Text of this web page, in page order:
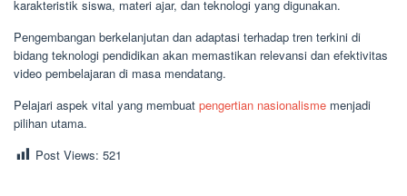
karakteristik siswa, materi ajar, dan teknologi yang digunakan.
Pengembangan berkelanjutan dan adaptasi terhadap tren terkini di
bidang teknologi pendidikan akan memastikan relevansi dan efektivitas
video pembelajaran di masa mendatang.
Pelajari aspek vital yang membuat pengertian nasionalisme menjadi
pilihan utama.
Post Views: 521